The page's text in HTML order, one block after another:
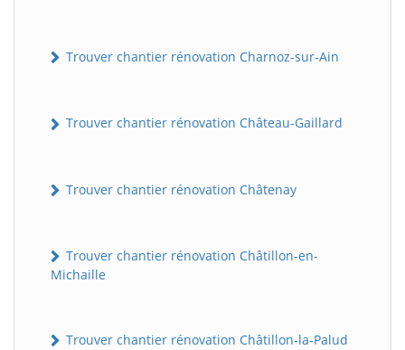
Trouver chantier rénovation Charnoz-sur-Ain
Trouver chantier rénovation Château-Gaillard
Trouver chantier rénovation Châtenay
Trouver chantier rénovation Châtillon-en-
Michaille
Trouver chantier rénovation Châtillon-la-Palud